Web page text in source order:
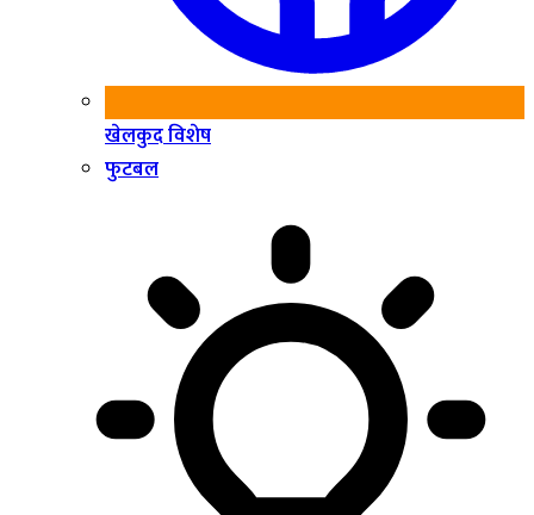
खेलकुद विशेष
फुटबल